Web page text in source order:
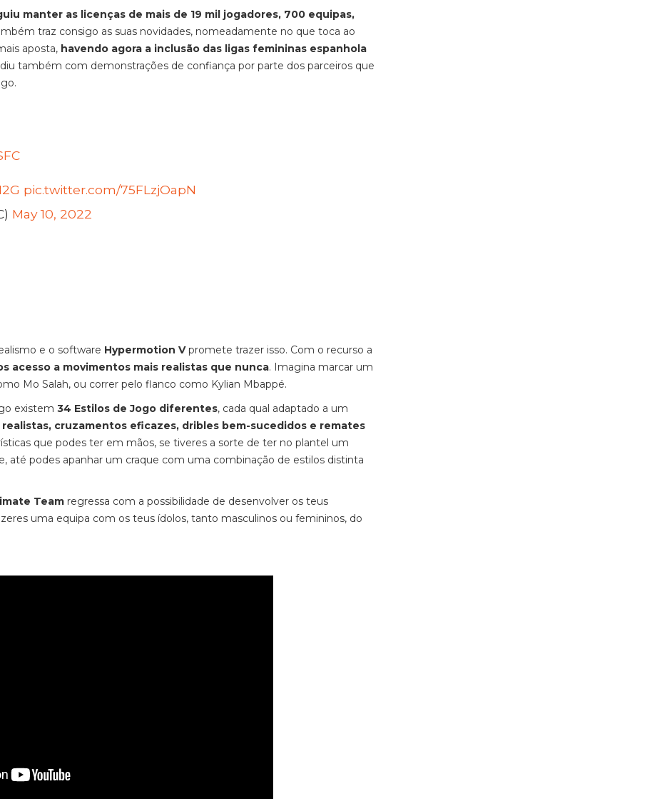
manter as licenças de mais de 19 mil jogadores, 700 equipas,
traz consigo as suas novidades, nomeadamente no que toca ao
aposta, havendo agora a inclusão das ligas femininas espanhola
também com demonstrações de confiança por parte dos parceiros que
pic.twitter.com/75FLzjOapN
May 10, 2022
e o software Hypermotion Vpromete trazer isso. Com o recurso a
acesso a movimentos mais realistas que nunca. Imagina marcar um
Mo Salah, ou correr pelo flanco como Kylian Mbappé.
existem 34 Estilos de Jogo diferentes, cada qual adaptado a um
realistas, cruzamentos eficazes, dribles bem-sucedidos e remates
que podes ter em mãos, se tiveres a sorte de ter no plantel um
até podes apanhar um craque com uma combinação de estilos distinta
Team regressa com a possibilidade de desenvolver os teus
uma equipa com os teus ídolos, tanto masculinos ou femininos, do